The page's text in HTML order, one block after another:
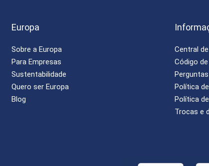
Europa
Sobre a Europa
Para Empresas
Sustentabilidade
Quero ser Europa
Blog
Central
Código
Política
Política
Trocas e